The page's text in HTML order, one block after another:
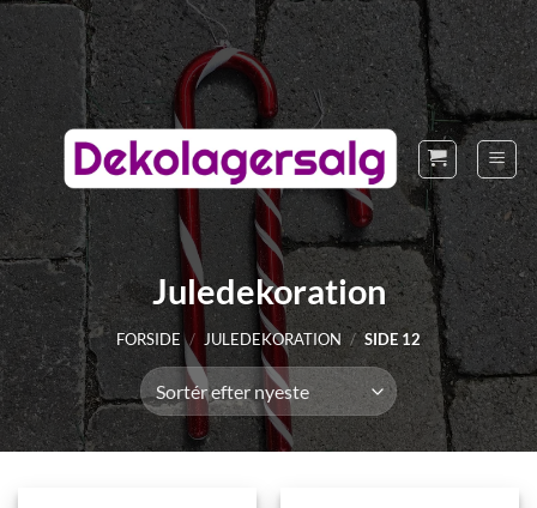
Fortsæt
til
indhold
Juledekoration
FORSIDE / JULEDEKORATION / SIDE 12